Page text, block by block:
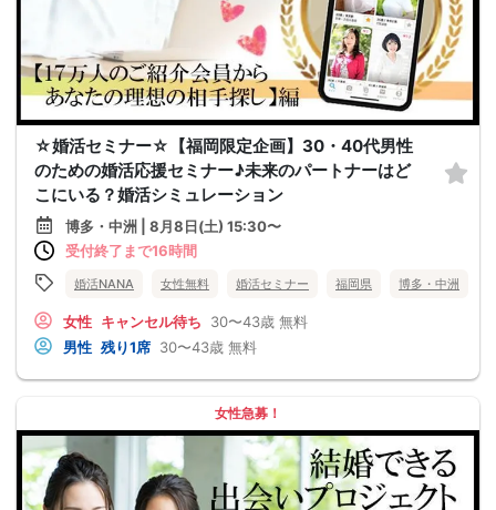
☆婚活セミナー☆【福岡限定企画】30・40代男性
のための婚活応援セミナー♪未来のパートナーはど
こにいる？婚活シミュレーション
博多・中洲 | 8月8日(土) 15:30〜
受付終了まで16時間
婚活NANA 女性無料 婚活セミナー 福岡県 博多・中洲
女性 キャンセル待ち 30〜43歳 無料
男性 残り1席 30〜43歳 無料
女性急募！